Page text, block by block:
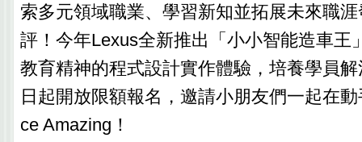
索多元領域職業、學習新知並拓展未來職
評！今年Lexus全新推出「小小智能造車王
教育精神的程式設計實作體驗，培養學員
日起開放限額報名，邀請小朋友們一起在
ce Amazing！